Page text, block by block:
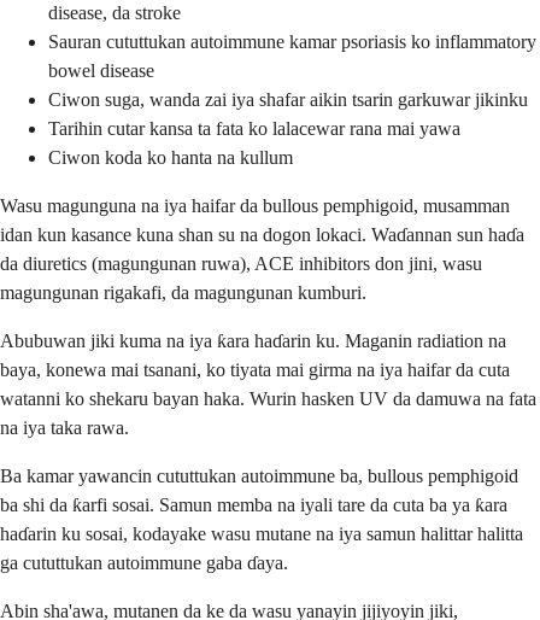
disease, da stroke
Sauran cututtukan autoimmune kamar psoriasis ko inflammatory
bowel disease
Ciwon suga, wanda zai iya shafar aikin tsarin garkuwar jikinku
Tarihin cutar kansa ta fata ko lalacewar rana mai yawa
Ciwon koda ko hanta na kullum
Wasu magunguna na iya haifar da bullous pemphigoid, musamman
idan kun kasance kuna shan su na dogon lokaci. Waɗannan sun haɗa
da diuretics (magungunan ruwa), ACE inhibitors don jini, wasu
magungunan rigakafi, da magungunan kumburi.
Abubuwan jiki kuma na iya ƙara haɗarin ku. Maganin radiation na
baya, konewa mai tsanani, ko tiyata mai girma na iya haifar da cuta
watanni ko shekaru bayan haka. Wurin hasken UV da damuwa na fata
na iya taka rawa.
Ba kamar yawancin cututtukan autoimmune ba, bullous pemphigoid
ba shi da ƙarfi sosai. Samun memba na iyali tare da cuta ba ya ƙara
haɗarin ku sosai, kodayake wasu mutane na iya samun halittar halitta
ga cututtukan autoimmune gaba ɗaya.
Abin sha'awa, mutanen da ke da wasu yanayin jijiyoyin jiki,